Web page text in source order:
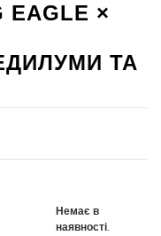
EAGLE ×
ТА
Немає в
наявності.